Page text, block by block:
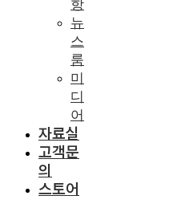
항
뉴
스
룸
미
디
어
자료실
고객문
의
스토어